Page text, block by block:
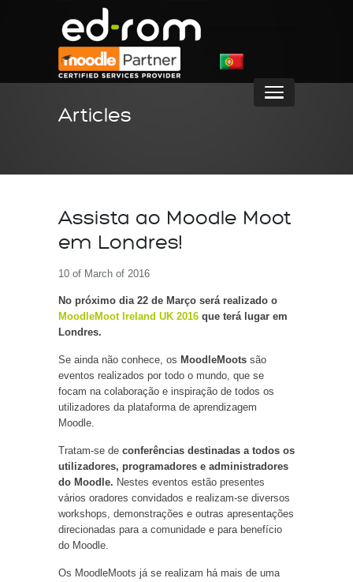
Articles
Assista ao Moodle Moot
em Londres!
10 of March of 2016
No próximo dia 22 de Março será realizado o
MoodleMoot Ireland UK 2016 que terá lugar em
Londres.
Se ainda não conhece, os MoodleMoots são
eventos realizados por todo o mundo, que se
focam na colaboração e inspiração de todos os
utilizadores da plataforma de aprendizagem
Moodle.
Tratam-se de conferências destinadas a todos os
utilizadores, programadores e administradores
do Moodle. Nestes eventos estão presentes
vários oradores convidados e realizam-se diversos
workshops, demonstrações e outras apresentações
direcionadas para a comunidade e para benefício
do Moodle.
Os MoodleMoots já se realizam há mais de uma